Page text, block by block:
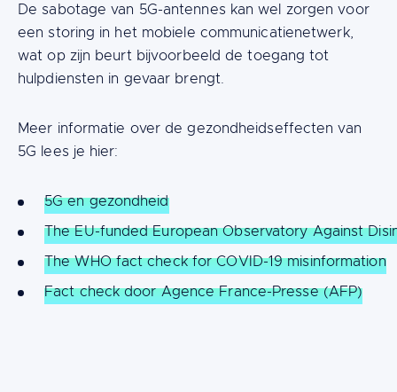
De sabotage van 5G-antennes kan wel zorgen voor
een storing in het mobiele communicatienetwerk,
wat op zijn beurt bijvoorbeeld de toegang tot
hulpdiensten in gevaar brengt.
Meer informatie over de gezondheidseffecten van
5G lees je hier:
5G en gezondheid
The EU-funded European Observatory Against
The WHO fact check for COVID-19 misinformation
Fact check door Agence France-Presse (AFP)